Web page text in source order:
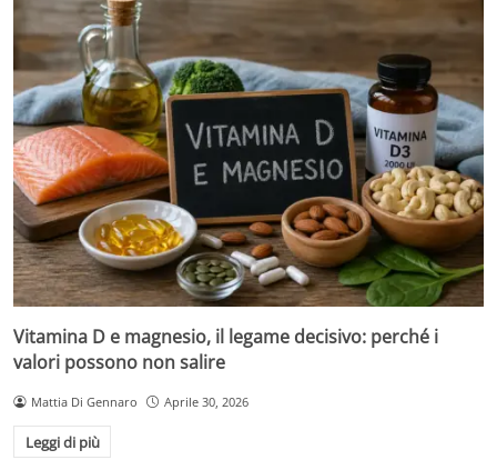
Vitamina D e magnesio, il legame decisivo: perché i
valori possono non salire
Mattia Di Gennaro Aprile 30, 2026
Leggi di più